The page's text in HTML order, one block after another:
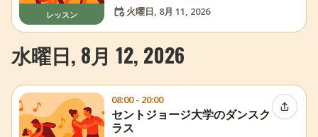
レッスン
火曜日, 8月 11, 2026
水曜日, 8月 12, 2026
08:00 - 20:00
セントジョージ大学のダンスク
ラス
イベン